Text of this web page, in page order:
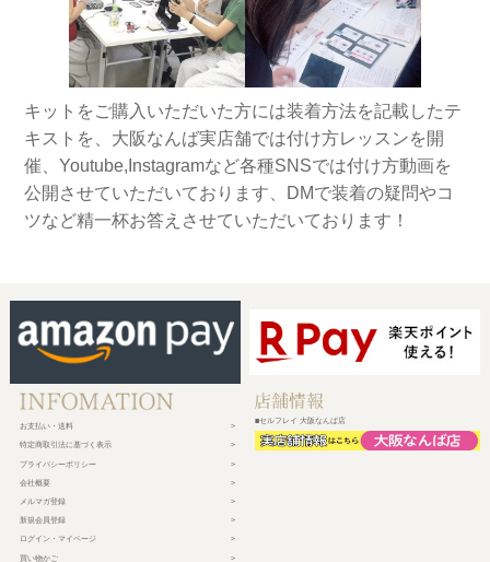
キットをご購入いただいた方には装着方法を記載したテ
キストを、大阪なんば実店舗では付け方レッスンを開
催、Youtube,Instagramなど各種SNSでは付け方動画を
公開させていただいております、DMで装着の疑問やコ
ツなど精一杯お答えさせていただいております！
お支払い・送料
特定商取引法に基づく表示
プライバシーポリシー
会社概要
メルマガ登録
新規会員登録
ログイン・マイページ
買い物かご
■セルフレイ 大阪なんば店